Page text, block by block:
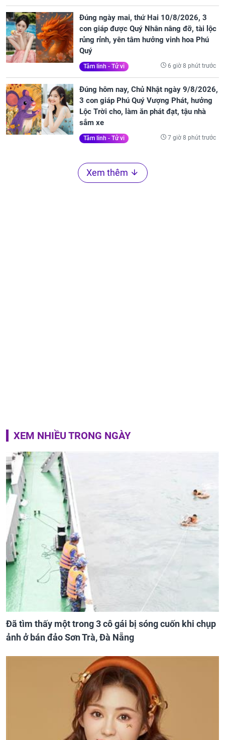
Đúng ngày mai, thứ Hai 10/8/2026, 3
con giáp được Quý Nhân nâng đỡ, tài lộc
rủng rỉnh, yên tâm hưởng vinh hoa Phú
Quý
Tâm linh - Tử vi 6 giờ 8 phút trước
Đúng hôm nay, Chủ Nhật ngày 9/8/2026,
3 con giáp Phú Quý Vượng Phát, hưởng
Lộc Trời cho, làm ăn phát đạt, tậu nhà
sắm xe
Tâm linh - Tử vi 7 giờ 8 phút trước
Xem thêm
XEM NHIỀU TRONG NGÀY
Đã tìm thấy một trong 3 cô gái bị sóng cuốn khi chụp
ảnh ở bán đảo Sơn Trà, Đà Nẵng